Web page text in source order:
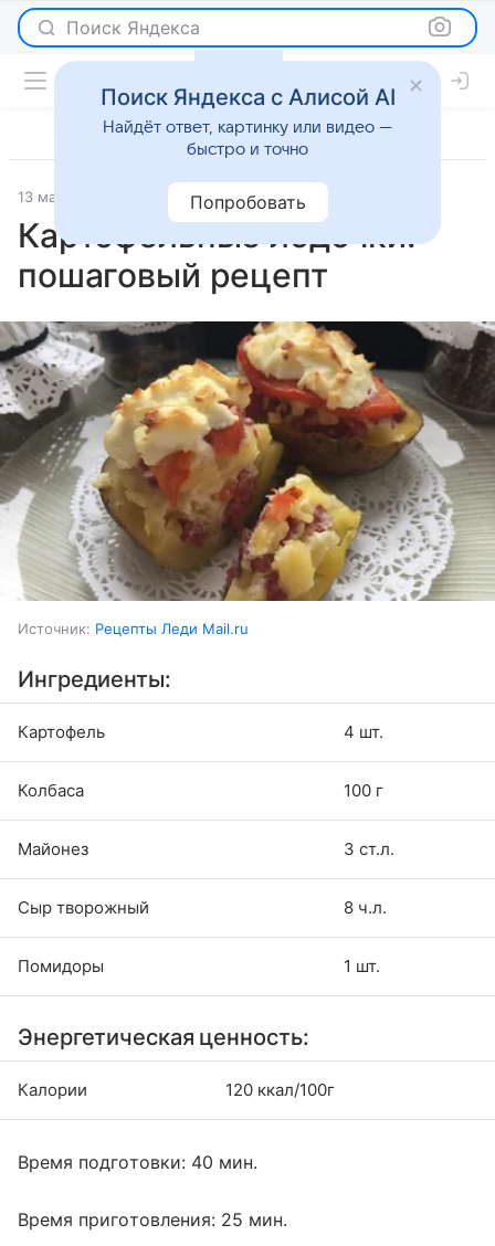
Поиск Яндекса
13 марта 2026 Рецепты
Картофельные лодочки:
пошаговый рецепт
Источник: Рецепты Леди Mail.ru
Ингредиенты:
Картофель 4 шт.
Колбаса 100 г
Майонез 3 ст.л.
Сыр творожный 8 ч.л.
Помидоры 1 шт.
Энергетическая ценность:
Калории 120 ккал/100г
Время подготовки: 40 мин.
Время приготовления: 25 мин.
Поиск Яндекса с Алисой AI
Найдёт ответ, картинку или видео —
быстро и точно
Попробовать